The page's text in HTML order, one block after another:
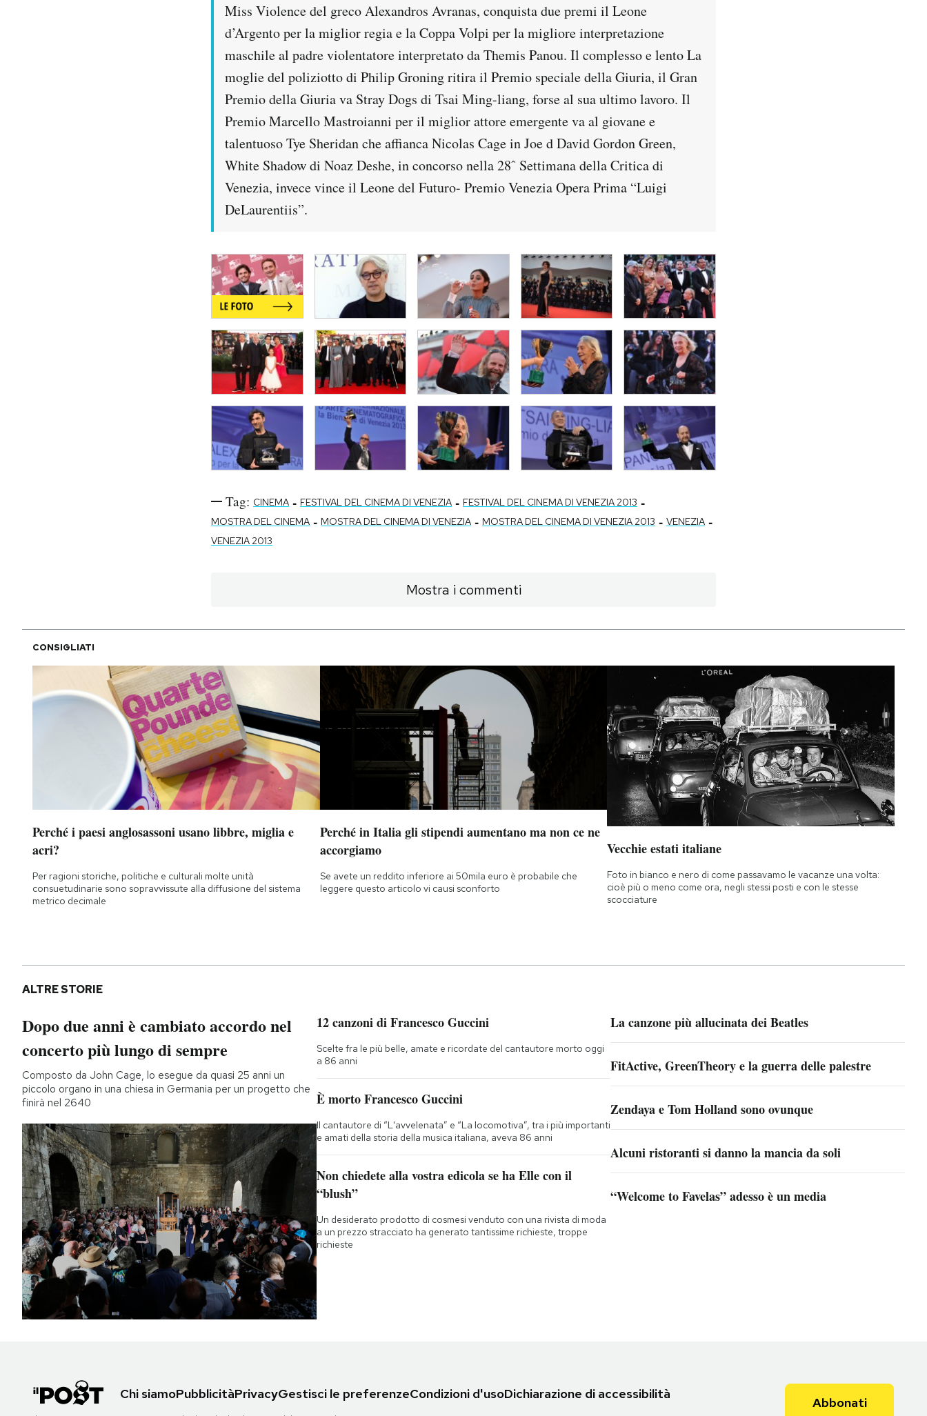
Miss Violence del greco Alexandros Avranas, conquista due premi il Leone
d’Argento per la miglior regia e la Coppa Volpi per la migliore interpretazione
maschile al padre violentatore interpretato da Themis Panou. Il complesso e lento La
moglie del poliziotto di Philip Groning ritira il Premio speciale della Giuria, il Gran
Premio della Giuria va Stray Dogs di Tsai Ming-liang, forse al sua ultimo lavoro. Il
Premio Marcello Mastroianni per il miglior attore emergente va al giovane e
talentuoso Tye Sheridan che affianca Nicolas Cage in Joe d David Gordon Green,
White Shadow di Noaz Deshe, in concorso nella 28ˆ Settimana della Critica di
Venezia, invece vince il Leone del Futuro- Premio Venezia Opera Prima “Luigi
DeLaurentiis”.
Tag: CINEMA - FESTIVAL DEL CINEMA DI VENEZIA - FESTIVAL DEL CINEMA DI VENEZIA 2013 -
MOSTRA DEL CINEMA - MOSTRA DEL CINEMA DI VENEZIA - MOSTRA DEL CINEMA DI VENEZIA 2013 - VENEZIA -
VENEZIA 2013
Mostra i commenti
CONSIGLIATI
Perché i paesi anglosassoni usano libbre, miglia e
acri?
Per ragioni storiche, politiche e culturali molte unità
consuetudinarie sono sopravvissute alla diffusione del sistema
metrico decimale
Perché in Italia gli stipendi aumentano ma non ce ne
accorgiamo
Se avete un reddito inferiore ai 50mila euro è probabile che
leggere questo articolo vi causi sconforto
Vecchie estati italiane
Foto in bianco e nero di come passavamo le vacanze una volta:
cioè più o meno come ora, negli stessi posti e con le stesse
scocciature
ALTRE STORIE
Dopo due anni è cambiato accordo nel
concerto più lungo di sempre
Composto da John Cage, lo esegue da quasi 25 anni un
piccolo organo in una chiesa in Germania per un progetto che
finirà nel 2640
12 canzoni di Francesco Guccini
Scelte fra le più belle, amate e ricordate del cantautore morto oggi
a 86 anni
È morto Francesco Guccini
Il cantautore di “L'avvelenata” e “La locomotiva”, tra i più importanti
e amati della storia della musica italiana, aveva 86 anni
Non chiedete alla vostra edicola se ha Elle con il
“blush”
Un desiderato prodotto di cosmesi venduto con una rivista di moda
a un prezzo stracciato ha generato tantissime richieste, troppe
richieste
La canzone più allucinata dei Beatles
FitActive, GreenTheory e la guerra delle palestre
Zendaya e Tom Holland sono ovunque
Alcuni ristoranti si danno la mancia da soli
“Welcome to Favelas” adesso è un media
Chi siamoPubblicitàPrivacyGestisci le preferenzeCondizioni d'usoDichiarazione di accessibilità
Abbonati